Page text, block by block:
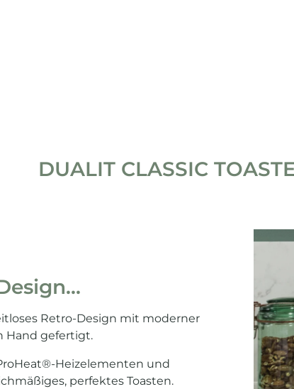
DUALIT CLASSIC
Retro-Design mit moderner
Hand gefertigt.
Heizelementen und
perfektes Toasten.